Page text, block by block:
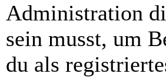
Administration
sein musst, um
du als